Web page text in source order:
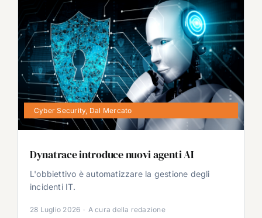
Cyber Security, Dal Mercato
Dynatrace introduce nuovi agenti AI
L'obbiettivo è automatizzare la gestione degli
incidenti IT.
28 Luglio 2026 · A cura della redazione